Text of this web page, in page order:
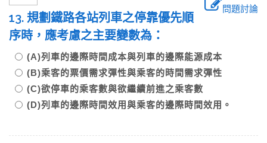
問題討論
13. 規劃鐵路各站列車之停靠優先順
序時，應考慮之主要變數為：
(A)列車的邊際時間成本與列車的邊際能源成本
(B)乘客的票價需求彈性與乘客的時間需求彈性
(C)欲停車的乘客數與欲繼續前進之乘客數
(D)列車的邊際時間效用與乘客的邊際時間效用。